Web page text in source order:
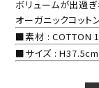
ボリュームが出過ぎ
オーガニックコット
■素材 : COTTON
■サイズ :